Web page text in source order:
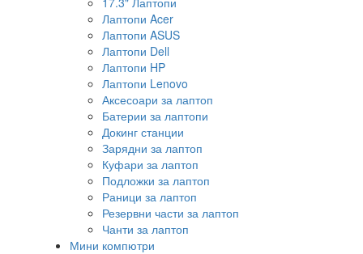
Лаптопи Acer
Лаптопи ASUS
Лаптопи Dell
Лаптопи HP
Лаптопи Lenovo
Аксесоари за лаптоп
Батерии за лаптопи
Докинг станции
Зарядни за лаптоп
Куфари за лаптоп
Подложки за лаптоп
Раници за лаптоп
Резервни части за лаптоп
Чанти за лаптоп
Мини компютри